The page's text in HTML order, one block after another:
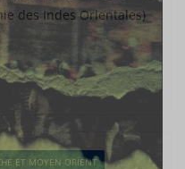
des Indes Orientales)
ET MOYEN-ORIENT